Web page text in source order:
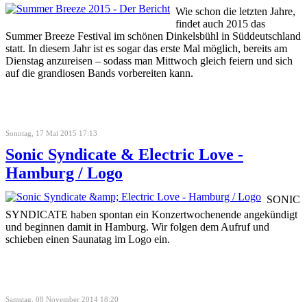
Wie schon die letzten Jahre,
findet auch 2015 das
Summer Breeze Festival im schönen Dinkelsbühl in Süddeutschland
statt. In diesem Jahr ist es sogar das erste Mal möglich, bereits am
Dienstag anzureisen – sodass man Mittwoch gleich feiern und sich
auf die grandiosen Bands vorbereiten kann.
Sonntag, 17 Mai 2015 17:13
Sonic Syndicate & Electric Love -
Hamburg / Logo
SONIC
SYNDICATE haben spontan ein Konzertwochenende angekündigt
und beginnen damit in Hamburg. Wir folgen dem Aufruf und
schieben einen Saunatag im Logo ein.
Samstag, 08 November 2014 18:20